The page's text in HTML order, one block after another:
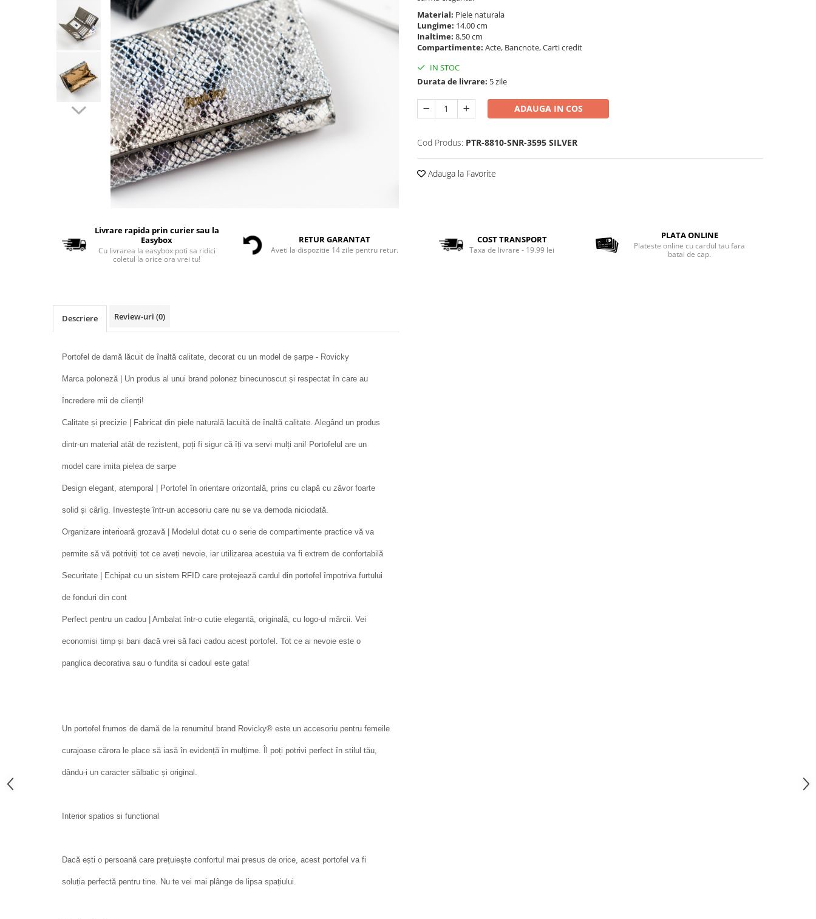
Material: Piele naturala
Lungime: 14.00 cm
Inaltime: 8.50 cm
Compartimente: Acte, Bancnote, Carti credit
IN STOC
Durata de livrare: 5 zile
ADAUGA IN COS
Cod Produs: PTR-8810-SNR-3595 SILVER
Adauga la Favorite
Livrare rapida prin curier sau la
Easybox
Cu livrarea la easybox poti sa ridici
coletul la orice ora vrei tu!
RETUR GARANTAT
Aveti la dispozitie 14 zile pentru retur.
COST TRANSPORT
Taxa de livrare - 19.99 lei
PLATA ONLINE
Plateste online cu cardul tau fara
batai de cap.
Descriere Review-uri (0)
Portofel de damă lăcuit de înaltă calitate, decorat cu un model de șarpe - Rovicky
Marca poloneză | Un produs al unui brand polonez binecunoscut și respectat în care au
încredere mii de clienți!
Calitate și precizie | Fabricat din piele naturală lacuită de înaltă calitate. Alegând un produs
dintr-un material atât de rezistent, poți fi sigur că îți va servi mulți ani! Portofelul are un
model care imita pielea de sarpe
Design elegant, atemporal | Portofel în orientare orizontală, prins cu clapă cu zăvor foarte
solid și cârlig. Investește într-un accesoriu care nu se va demoda niciodată.
Organizare interioară grozavă | Modelul dotat cu o serie de compartimente practice vă va
permite să vă potriviți tot ce aveți nevoie, iar utilizarea acestuia va fi extrem de confortabilă
Securitate | Echipat cu un sistem RFID care protejează cardul din portofel împotriva furtului
de fonduri din cont
Perfect pentru un cadou | Ambalat într-o cutie elegantă, originală, cu logo-ul mărcii. Vei
economisi timp și bani dacă vrei să faci cadou acest portofel. Tot ce ai nevoie este o
panglica decorativa sau o fundita si cadoul este gata!
Un portofel frumos de damă de la renumitul brand Rovicky® este un accesoriu pentru femeile
curajoase cărora le place să iasă în evidență în mulțime. Îl poți potrivi perfect în stilul tău,
dându-i un caracter sălbatic și original.
Interior spatios si functional
Dacă ești o persoană care prețuiește confortul mai presus de orice, acest portofel va fi
soluția perfectă pentru tine. Nu te vei mai plânge de lipsa spațiului.